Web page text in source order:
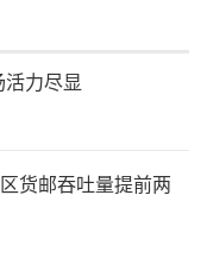
活力尽显
货邮吞吐量提前两